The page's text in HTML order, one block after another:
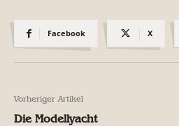
Facebook X
Vorheriger Artikel
Die Modellyacht